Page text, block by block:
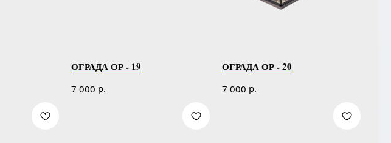
ОГРАДА ОР - 19
7 000 р.
ОГРАДА ОР - 20
7 000 р.